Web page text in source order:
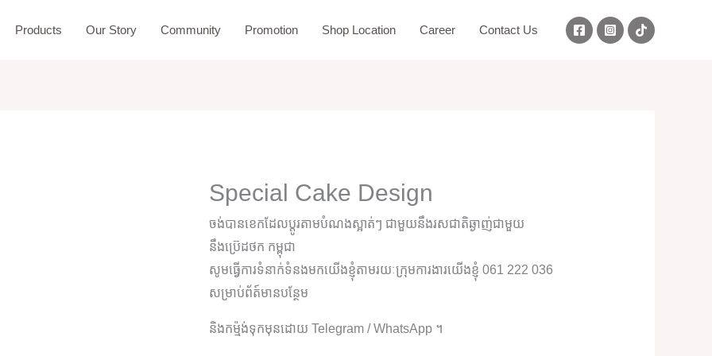
Products Our Story Community Promotion Shop Location Career Contact Us
Special Cake Design
ចង់បានខេកដែលប្តូរតាមបំណងស្អាត់ៗ ជាមួយនឹងរសជាតិឆ្ងាញ់ជាមួយ
នឹងប្រ៊េដថក កម្ពុជា
សូមធ្វើការទំនាក់ទំនងមកយើងខ្ញុំតាមរយៈក្រុមការងារយើងខ្ញុំ 061 222 036
សម្រាប់ព័ត៍មានបន្ថែម
និងកម្ម៉ង់ទុកមុនដោយ Telegram / WhatsApp ។